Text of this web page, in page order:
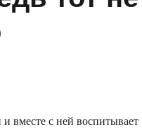
вместе с ней воспитывает